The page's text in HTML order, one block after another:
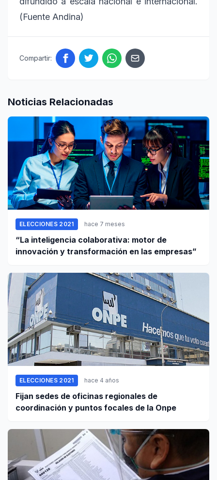
(Fuente Andina)
Compartir:
Noticias Relacionadas
ELECCIONES 2021 hace 7 meses
“La inteligencia colaborativa: motor de
innovación y transformación en las empresas”
ELECCIONES 2021 hace 4 años
Fijan sedes de oficinas regionales de
coordinación y puntos focales de la Onpe